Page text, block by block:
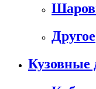
Другое
Кузовные